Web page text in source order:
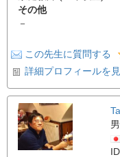
その他
－
この先生に質問する
詳細プロフィールを